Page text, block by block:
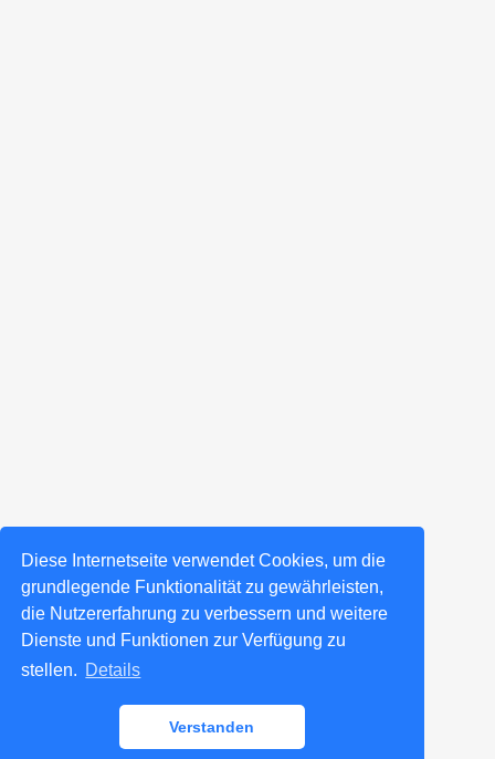
Diese Internetseite verwendet Cookies, um die
grundlegende Funktionalität zu gewährleisten,
die Nutzererfahrung zu verbessern und weitere
Dienste und Funktionen zur Verfügung zu
stellen. Details
Verstanden